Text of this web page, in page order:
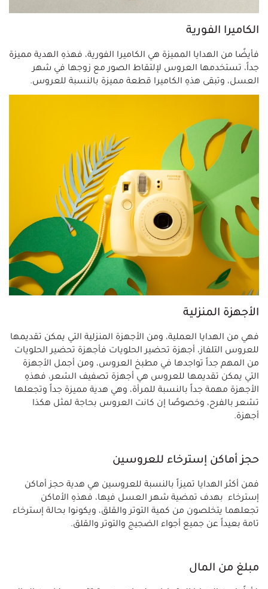
الكاميرا الفورية
فأيضًا من الهدايا المميزة هي الكاميرا الفورية، فهذهِ الهدية مميزة
جداً، تستخدمها العروس لإلتقاط الصور مع زوجها في شهر
العسل، وتبقى هذهِ الكاميرا قطعة مميزة بالنسبة للعروس.
الأجهزة المنزلية
فهي من الهدايا العملية، ومن الأجهزة المنزلية التي يمكن تقديمها
للعروس التلفاز، أجهزة تحضير الحلويات فأجهزة تحضير الحلويات
من المهم جداً تواجدها في مطبخ العروس، ومن أجمل الأجهزة
التي يمكن تقديمها للعروس هي أجهزة تصفيف الشعر، فهذهِ
الأجهزة مهمة جداً بالنسبة للمرأة، وهي هدية مميزة جداً وتجعلها
تشعر بالفرح، وخصوصًا إن كانت العروس بحاجة لمثل هكذا
أجهزة.
حجز أماكن إسترخاء للعروسين
فمن أكثر الهدايا تميزاً بالنسبة للعروسين هي هدية حجز أماكن
إسترخاء بهدف تمضية شهر العسل فيها، فهذهِ الأماكن
تجعلهما يتخلصون من كمية التوتر والقلق، ويكونوا بحالة إسترخاء
تامة بعيداً عن جميع أجواء الضجيج والتوتر والقلق.
مبلغ من المال